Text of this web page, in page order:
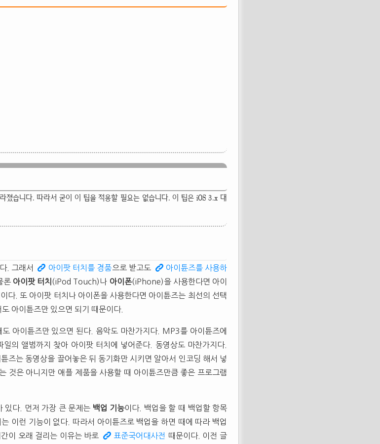
졌습니다. 따라서 굳이 이 팁을 적용할 필요는 없습니다. 이 팁은 iOS 3.x 대
. 그래서 아이팟 터치를 경품으로 받고도
아이튠즈를 사용하
론 아이팟 터치 (iPod Touch)나 아이폰(iPhone)을 사용한다면 아이
다. 또 아이팟 터치나 아이폰을 사용한다면 아이튠즈는 최선의 선택
아이튠즈만 있으면 되기 때문이다.
아이튠즈만 있으면 된다. 음악도 마찬가지다. MP3를 아이튠즈에
의 앨범까지 찾아 아이팟 터치에 넣어준다. 동영상도 마찬가지다.
즈는 동영상을 끌어놓은 뒤 동기화만 시키면 알아서 인코딩 해서 넣
것은 아니지만 애플 제품을 사용할 때 아이튠즈만큼 좋은 프로그램
있다. 먼저 가장 큰 문제는 백업 기능이다. 백업을 할 때 백업할 항목
이런 기능이 없다. 따라서 아이튠즈로 백업을 하면 때에 따라 백업
이 오래 걸리는 이유는 바로
표준국어대사전 때문이다. 이전 글